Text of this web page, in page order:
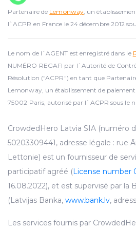
Partenaire de Lemonway, un
l`ACPR en France le 24 décembre 2012
Le nom de l`AGENT est enregistré dans le
NUMÉRO REGAFI par l`Autorité de
Résolution ("ACPR") en tant que
Lemonway, un établissement de
75002 Paris, autorisé par l`ACPR sous le
CrowdedHero Latvia SIA (numéro
50203309441, adresse légale : rue
Lettonie) est un fournisseur de
participatif agréé (License number
16.08.2022), et est supervisé par la
(Latvijas Banka, www.bank.lv,
Les services fournis par